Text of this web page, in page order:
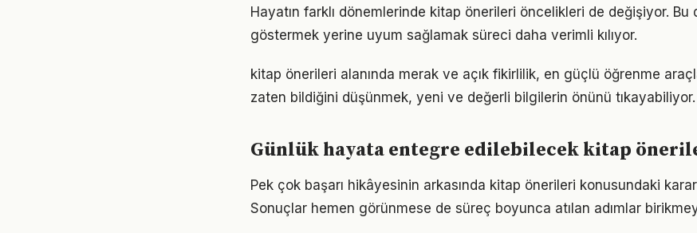
Hayatın farklı dönemlerinde kitap önerileri öncelikleri de değişiyor. Bu
göstermek yerine uyum sağlamak süreci daha verimli kılıyor.
kitap önerileri alanında merak ve açık fikirlilik, en güçlü öğrenme
zaten bildiğini düşünmek, yeni ve değerli bilgilerin önünü tıkayabiliyor.
Günlük hayata entegre edilebilecek kitap
Pek çok başarı hikâyesinin arkasında kitap önerileri konusundaki
Sonuçlar hemen görünmese de süreç boyunca atılan adımlar